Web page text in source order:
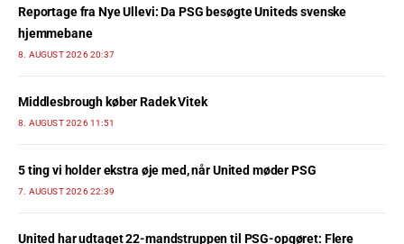
Reportage fra Nye Ullevi: Da PSG besøgte Uniteds svenske
hjemmebane
8. AUGUST 2026 20:37
Middlesbrough køber Radek Vitek
8. AUGUST 2026 11:51
5 ting vi holder ekstra øje med, når United møder PSG
7. AUGUST 2026 22:39
United har udtaget 22-mandstruppen til PSG-opgøret: Flere